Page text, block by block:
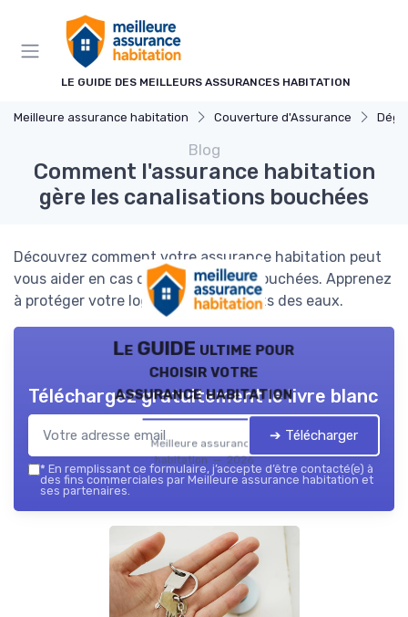
LE GUIDE DES MEILLEURS ASSURANCES HABITATION
Meilleure assurance habitation Couverture d'Assurance
Blog
Comment l'assurance habitation
gère les canalisations bouchées
Découvrez comment votre assurance habitation peut
vous aider en cas de canalisations bouchées. Apprenez
à protéger votre logement des dégâts des eaux.
Le GUIDE ultime pour
choisir votre
assurance habitation
Meilleure assurance
habitation — 2026
Téléchargez gratuitement le livre blanc
➔ Télécharger
* En remplissant ce formulaire, j’accepte d’être contacté(e) à
des fins commerciales par Meilleure assurance habitation et
ses partenaires.
Panneau de gestion des cookies